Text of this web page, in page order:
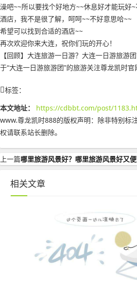
澡吧~~所以要找个好地方~~休息好才能玩好
酒店，我不是很了解，呵呵~~不好意思哈~~
希望可以找到合适的酒店~~
再次欢迎你来大连，祝你们玩的开心！
【回顾】大连旅游一日游？大连一日游旅游
于“大连一日游旅游团”的旅游关注尊龙凯时
标签：
本文地址：
https://cdbbt.com/post/
www.尊龙凯时888的版权声明： 除非特别标
权请联系站长删除。
上一篇哪里旅游风景好？哪里旅游风景好又
相关文章